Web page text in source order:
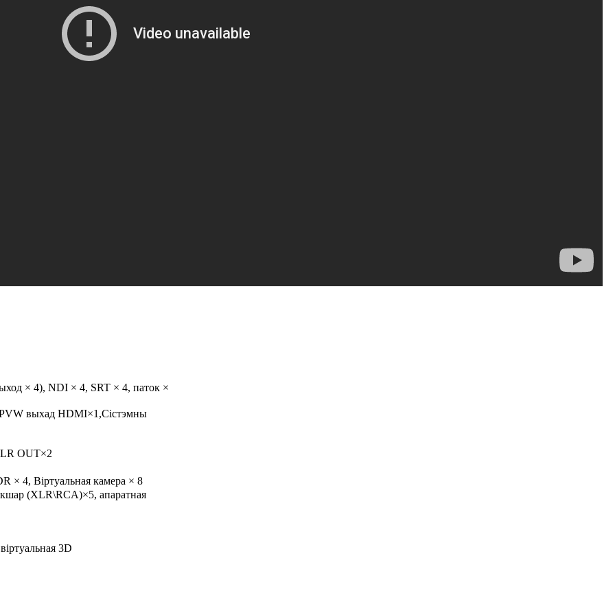
× 4), NDI × 4, SRT × 4, паток ×
выхад HDMI×1,Сістэмны
OUT×2
× 4, Віртуальная камера × 8
(XLR\RCA)×5, апаратная
3D